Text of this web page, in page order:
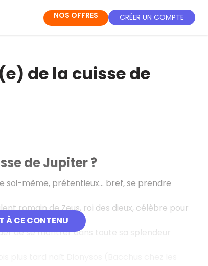
NOS OFFRES CRÉER UN COMPTE
de la cuisse de
À CE CONTENU
de Jupiter ?
soi-même, prétentieux… bref, se prendre
romain de Zeus, roi des dieux, célèbre pour
de se montrer dans toute sa splendeur